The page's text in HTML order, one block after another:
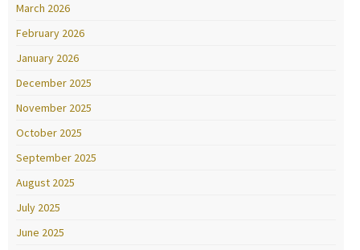
March 2026
February 2026
January 2026
December 2025
November 2025
October 2025
September 2025
August 2025
July 2025
June 2025